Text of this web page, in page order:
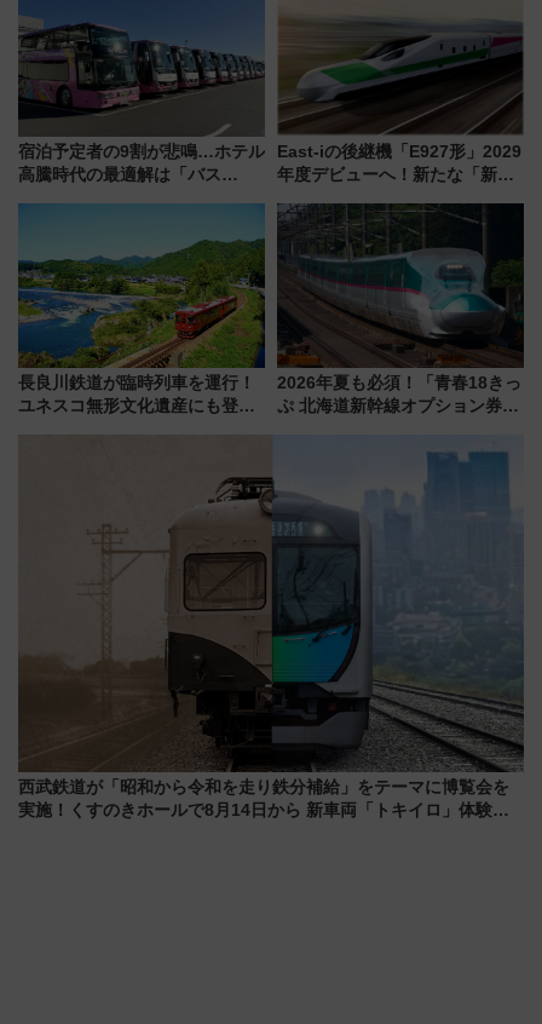
に
宿泊予定者の9割が悲鳴…ホテル
高騰時代の最適解は「バス
East-iの後継機「E927形」2029
年度デビューへ！新たな「新幹
説【JR東日本】
長良川鉄道が臨時列車を運行！
ユネスコ無形文化遺産にも登録
2026年夏も必須！「青春18きっ
ぷ 北海道新幹線オプション券」
西武鉄道が「昭和から令和を走り鉄分補給」をテーマに博覧会を
実施！くすのきホールで8月14日から 新車両「トキイロ」体験ブ